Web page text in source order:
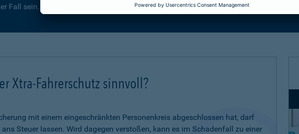
Fall sein.
Xtra-Fahrerschutz sinnvoll?
mit einem eingeschränkten Personenkreis abgeschlossen hat, darf
Steuer lassen. Wird dagegen verstoßen, kann es im Schadenfall zu einer